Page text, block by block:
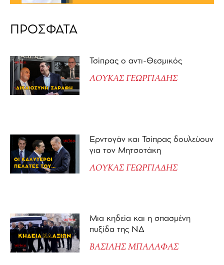
ΠΡΟΣΦΑΤΑ
Τσίπρας ο αντι-Θεσμικός
ΛΟΥΚΑΣ ΓΕΩΡΓΙΑΔΗΣ
Ερντογάν και Τσίπρας δουλεύουν
για τον Μητσοτάκη
ΛΟΥΚΑΣ ΓΕΩΡΓΙΑΔΗΣ
Μια κηδεία και η σπασμένη
πυξίδα της ΝΔ
ΒΑΣΙΛΗΣ ΜΠΑΛΑΦΑΣ